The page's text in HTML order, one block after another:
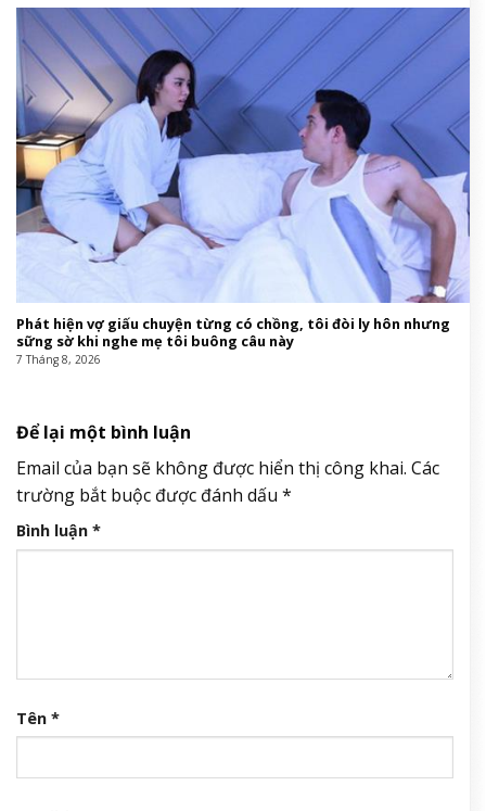
Phát hiện vợ giấu chuyện từng có chồng, tôi đòi ly hôn nhưng
sững sờ khi nghe mẹ tôi buông câu này
7 Tháng 8, 2026
Để lại một bình luận
Email của bạn sẽ không được hiển thị công khai. Các
trường bắt buộc được đánh dấu *
Bình luận *
Tên *